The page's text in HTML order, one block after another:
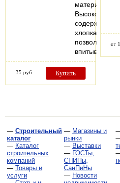
материалов.
Высокое
содержание
хлопка
позволяет
впитывать…
35 руб Купить
от
— Строительный
каталог
— Каталог
строительных
компаний
— Товары и
услуги
— Магазины и
рынки
— Выставки
— ГОСТы,
СНИПы,
СанПиНы
— Новости